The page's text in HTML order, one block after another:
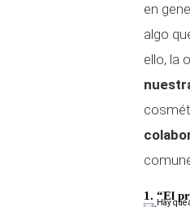
en
algo
ello, la
1. “El